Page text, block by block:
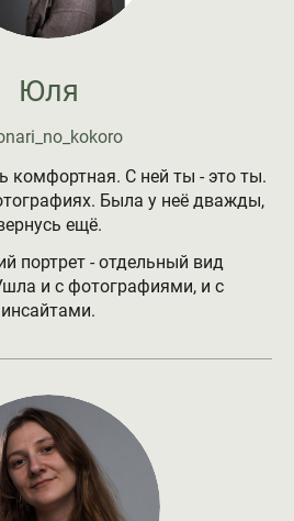
Юля
комфортная. С ней ты - это ты.
Была у неё дважды,
ещё.
портрет - отдельный вид
и с фотографиями, и с
инсайтами.